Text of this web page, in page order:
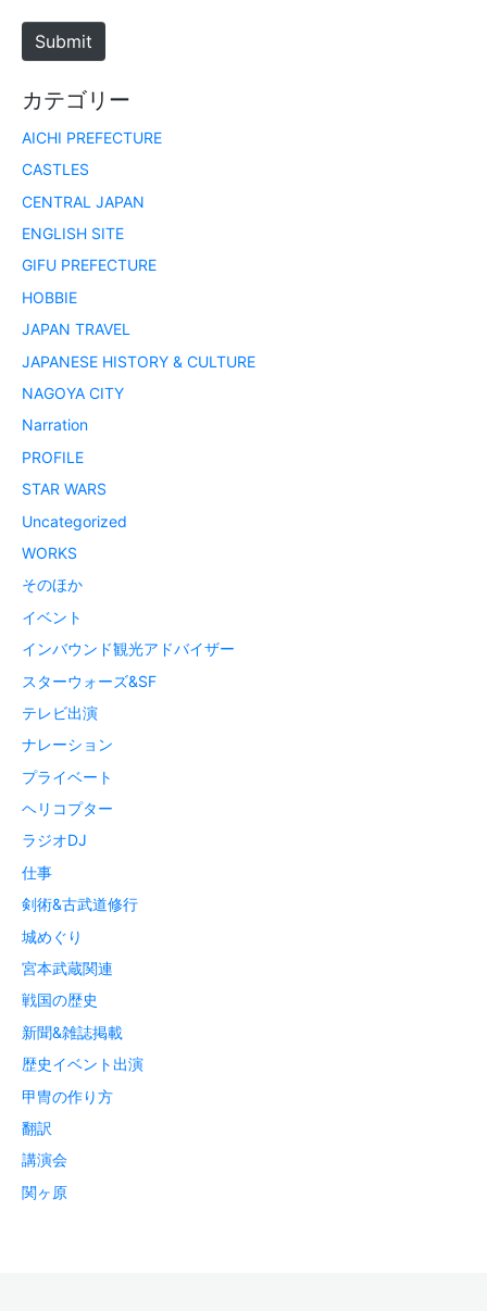
e
Submit
カテゴリー
AICHI PREFECTURE
CASTLES
CENTRAL JAPAN
ENGLISH SITE
GIFU PREFECTURE
HOBBIE
JAPAN TRAVEL
JAPANESE HISTORY & CULTURE
NAGOYA CITY
Narration
PROFILE
STAR WARS
Uncategorized
WORKS
そのほか
イベント
インバウンド観光アドバイザー
スターウォーズ&SF
テレビ出演
ナレーション
プライベート
ヘリコプター
ラジオDJ
仕事
剣術&古武道修行
城めぐり
宮本武蔵関連
戦国の歴史
新聞&雑誌掲載
歴史イベント出演
甲冑の作り方
翻訳
講演会
関ヶ原